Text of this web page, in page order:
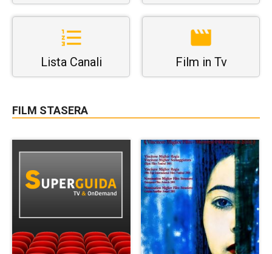
Lista Canali Film in Tv
FILM STASERA